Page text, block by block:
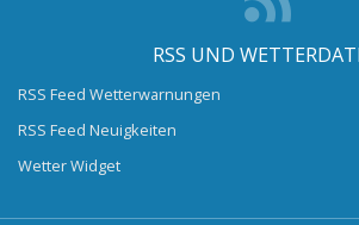
RSS UND
RSS Feed Wetterwarnungen
RSS Feed Neuigkeiten
Wetter Widget